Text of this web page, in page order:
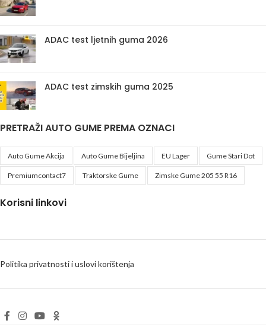
ADAC test ljetnih guma 2026
ADAC test zimskih guma 2025
PRETRAŽI AUTO GUME PREMA OZNACI
Auto Gume Akcija Auto Gume Bijeljina EU Lager Gume Stari Dot
Premiumcontact7 Traktorske Gume Zimske Gume 205 55 R16
Korisni linkovi
Politika privatnosti i uslovi korištenja